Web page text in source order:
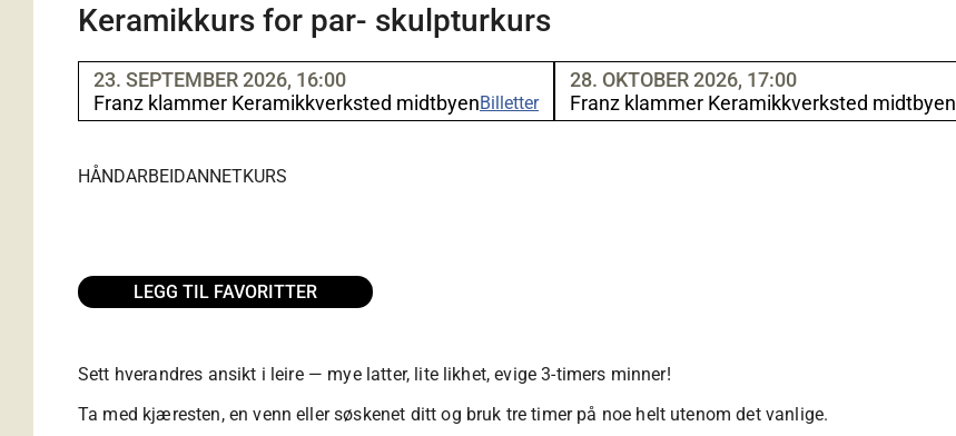
Keramikkurs for par- skulpturkurs
23. SEPTEMBER 2026, 16:00
Franz klammer Keramikkverksted midtbyenBilletter
28. OKTOBER 2026, 17:00
Franz klammer Keramikkverksted midtbyen
HÅNDARBEIDANNETKURS
LEGG TIL FAVORITTER
Sett hverandres ansikt i leire — mye latter, lite likhet, evige 3-timers minner!
Ta med kjæresten, en venn eller søskenet ditt og bruk tre timer på noe helt utenom det vanlige.